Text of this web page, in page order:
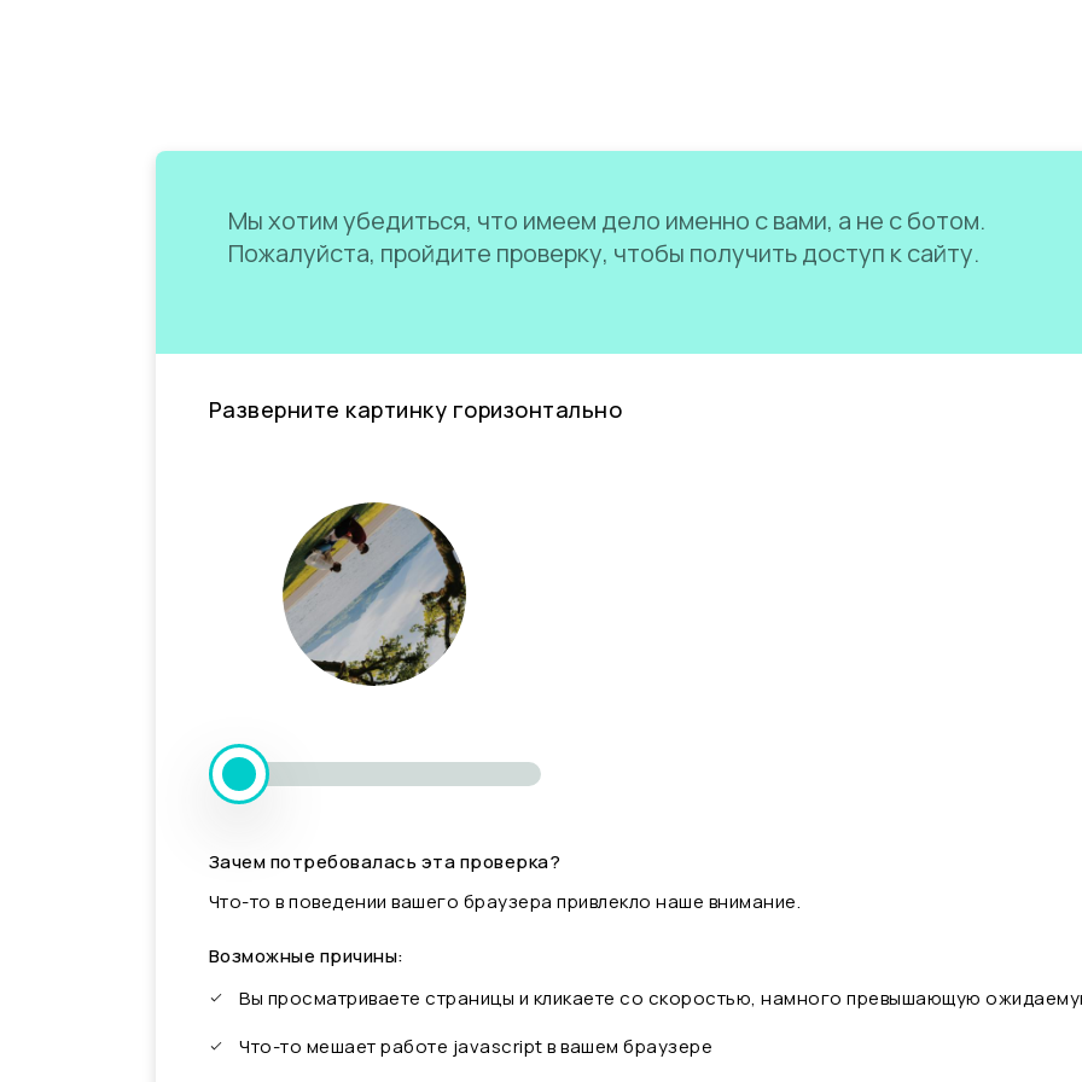
Мы хотим убедиться, что имеем дело именно с вами, а не с ботом.
Пожалуйста, пройдите проверку, чтобы получить доступ к сайту.
Разверните картинку горизонтально
Зачем потребовалась эта проверка?
Что-то в поведении вашего браузера привлекло наше внимание.
Возможные причины:
Вы просматриваете страницы и кликаете со скоростью, намного превышающую
Что-то мешает работе javascript в вашем браузере